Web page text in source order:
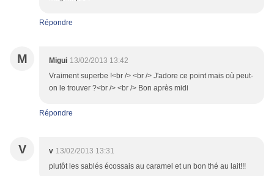
Répondre
M Migui 13/02/2013 13:42
Vraiment superbe !<br /> <br /> J'adore ce point mais où peut-
on le trouver ?<br /> <br /> Bon après midi
Répondre
V v 13/02/2013 13:31
plutôt les sablés écossais au caramel et un bon thé au lait!!!